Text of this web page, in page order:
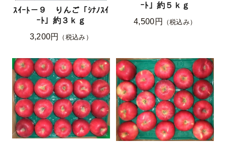
ｽｲｰﾄ－９ りんご「ｼﾅﾉｽｲ
ｰﾄ」約３ｋｇ
3,200円
（税込み）
ｰﾄ」約５ｋｇ
4,500円
（税込み）